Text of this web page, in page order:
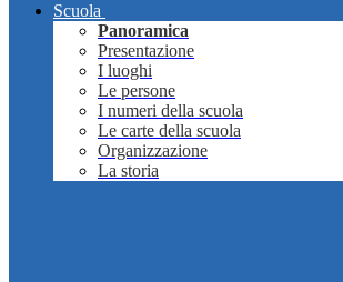
Scuola
Panoramica
Presentazione
I luoghi
Le persone
I numeri della scuola
Le carte della scuola
Organizzazione
La storia